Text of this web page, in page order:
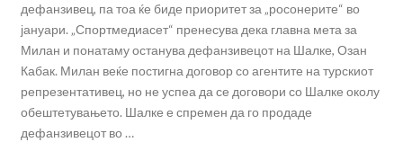
дефанзивец, па тоа ќе биде приоритет за „росонерите“ во
јануари. „Спортмедиасет“ пренесува дека главна мета за
Милан и понатаму останува дефанзивецот на Шалке, Озан
Кабак. Милан веќе постигна договор со агентите на турскиот
репрезентативец, но не успеа да се договори со Шалке околу
обештетувањето. Шалке е спремен да го продаде
дефанзивецот во …